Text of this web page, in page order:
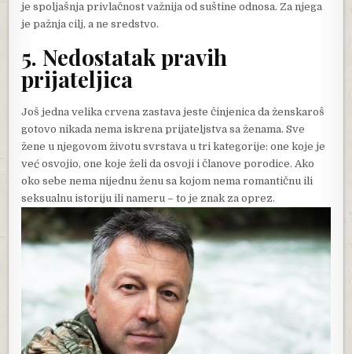
je spoljašnja privlačnost važnija od suštine odnosa. Za njega
je pažnja cilj, a ne sredstvo.
5. Nedostatak pravih
prijateljica
Još jedna velika crvena zastava jeste činjenica da ženskaroš
gotovo nikada nema iskrena prijateljstva sa ženama. Sve
žene u njegovom životu svrstava u tri kategorije: one koje je
već osvojio, one koje želi da osvoji i članove porodice. Ako
oko sebe nema nijednu ženu sa kojom nema romantičnu ili
seksualnu istoriju ili nameru – to je znak za oprez.